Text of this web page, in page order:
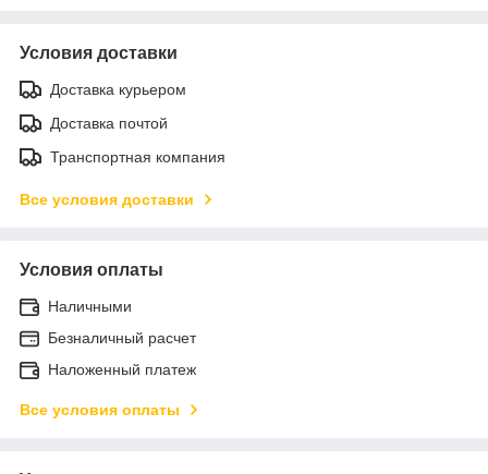
Условия доставки
Доставка курьером
Доставка почтой
Транспортная компания
Все условия доставки
Условия оплаты
Наличными
Безналичный расчет
Наложенный платеж
Все условия оплаты